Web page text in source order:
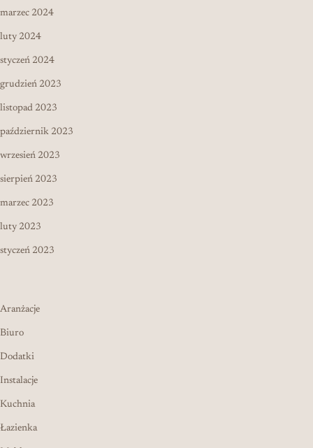
marzec 2024
luty 2024
styczeń 2024
grudzień 2023
listopad 2023
październik 2023
wrzesień 2023
sierpień 2023
marzec 2023
luty 2023
styczeń 2023
Aranżacje
Biuro
Dodatki
Instalacje
Kuchnia
Łazienka